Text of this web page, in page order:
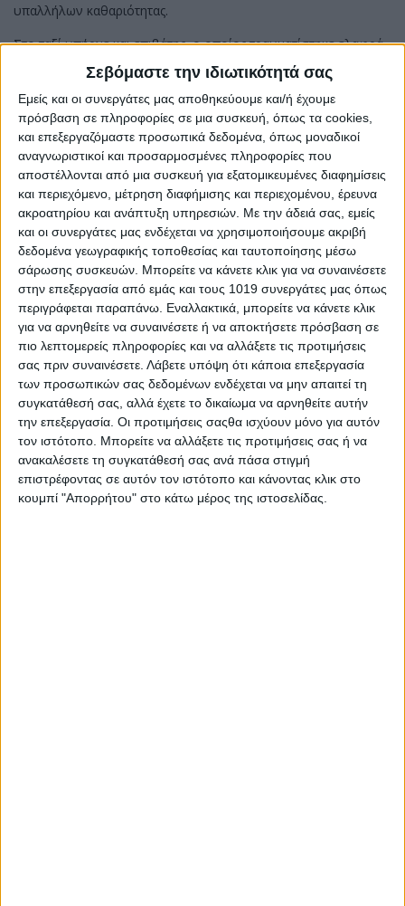
Σεβόμαστε την ιδιωτικότητά σας
Εμείς και οι συνεργάτες μας αποθηκεύουμε και/ή έχουμε
πρόσβαση σε πληροφορίες σε μια συσκευή, όπως τα cookies,
και επεξεργαζόμαστε προσωπικά δεδομένα, όπως μοναδικοί
αναγνωριστικοί και προσαρμοσμένες πληροφορίες που
αποστέλλονται από μια συσκευή για εξατομικευμένες διαφημίσεις
και περιεχόμενο, μέτρηση διαφήμισης και περιεχομένου, έρευνα
ακροατηρίου και ανάπτυξη υπηρεσιών. Με την άδειά σας, εμείς
και οι συνεργάτες μας ενδέχεται να χρησιμοποιήσουμε ακριβή
δεδομένα γεωγραφικής τοποθεσίας και ταυτοποίησης μέσω
σάρωσης συσκευών. Μπορείτε να κάνετε κλικ για να συναινέσετε
στην επεξεργασία από εμάς και τους 1019 συνεργάτες μας όπως
περιγράφεται παραπάνω. Εναλλακτικά, μπορείτε να κάνετε κλικ
για να αρνηθείτε να συναινέσετε ή να αποκτήσετε πρόσβαση σε
πιο λεπτομερείς πληροφορίες και να αλλάξετε τις προτιμήσεις
σας πριν συναινέσετε. Λάβετε υπόψη ότι κάποια επεξεργασία
των προσωπικών σας δεδομένων ενδέχεται να μην απαιτεί τη
συγκατάθεσή σας, αλλά έχετε το δικαίωμα να αρνηθείτε αυτήν
την επεξεργασία. Οι προτιμήσεις σαςθα ισχύουν μόνο για αυτόν
τον ιστότοπο. Μπορείτε να αλλάξετε τις προτιμήσεις σας ή να
ανακαλέσετε τη συγκατάθεσή σας ανά πάσα στιγμή
επιστρέφοντας σε αυτόν τον ιστότοπο και κάνοντας κλικ στο
κουμπί "Απορρήτου" στο κάτω μέρος της ιστοσελίδας.
υπαλλήλων καθαριότητας.
Στο ταξί υπήρχε και επιβάτης, ο οποίος τραυματίστηκε ελαφρά
και μεταφέρθηκε με ασθενοφόρο του ΕΚΑΒ στον Ερυθρό
Σταυρό. Ο οδηγός του ταξί δεν τραυματίστηκε από τη
σύγκρουση.
Λόγω του τροχαίου, η κίνηση των οχημάτων στο σημείο
διεξαγόταν για αρκετή ώρα από την αριστερή λωρίδα
κυκλοφορίας.
Τη γυναίκα απεγκλώβισαν οχτώ πυροσβέστες που έσπευσαν
στο σημείο με τρία οχήματα.